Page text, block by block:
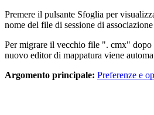
Premere il pulsante Sfoglia per
nome del file di sessione di
Per migrare il vecchio file ". cmx" dopo
nuovo editor di mappatura viene
Argomento principale: Preferenze e